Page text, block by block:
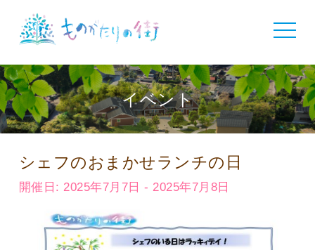
toggle
イベント
シェフのおまかせランチの日
開催日: 2025年7月7日 - 2025年7月8日